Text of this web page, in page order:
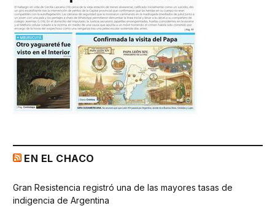
EN EL CHACO
Gran Resistencia registró una de las mayores tasas de
indigencia de Argentina